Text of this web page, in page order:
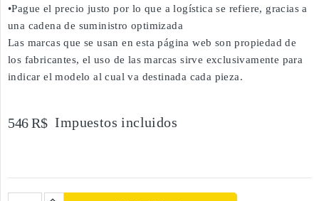
•Pague el precio justo por lo que a logística se refiere, gracias a
una cadena de suministro optimizada
Las marcas que se usan en esta página web son propiedad de
los fabricantes, el uso de las marcas sirve exclusivamente para
indicar el modelo al cual va destinada cada pieza.
546 R$ Impuestos incluidos